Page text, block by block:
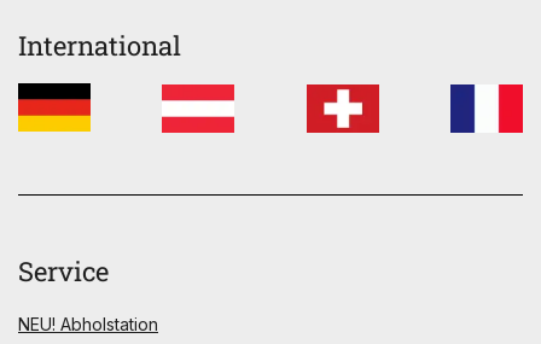
International
Service
NEU! Abholstation